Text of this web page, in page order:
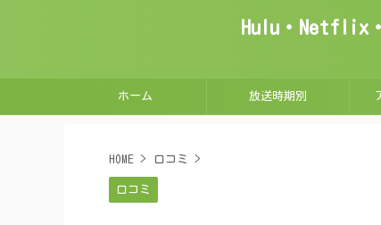
Hulu・Netflix
ホーム 放送時期別
HOME > 口コミ >
口コミ